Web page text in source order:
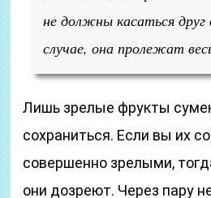
не должны касаться
случае, она пролежат
Лишь зрелые фрукты
сохраниться. Если вы их
совершенно зрелыми,
они дозреют. Через пару